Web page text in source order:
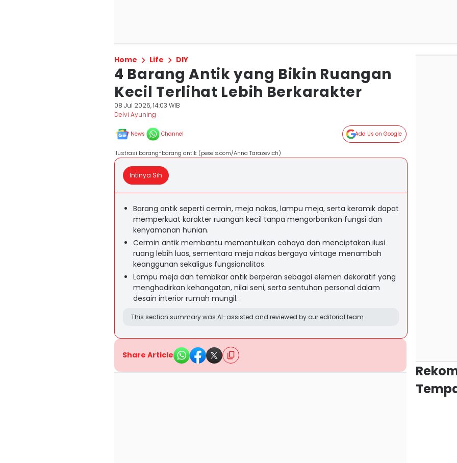
Home Life DIY
4 Barang Antik yang Bikin Ruangan
Kecil Terlihat Lebih Berkarakter
08 Jul 2026, 14:03 WIB
Delvi Ayuning
News Channel Add Us on Google
ilustrasi barang-barang antik (pexels.com/Anna Tarazevich)
Intinya Sih
Barang antik seperti cermin, meja nakas, lampu meja, serta keramik dapat
memperkuat karakter ruangan kecil tanpa mengorbankan fungsi dan
kenyamanan hunian.
Cermin antik membantu memantulkan cahaya dan menciptakan ilusi
ruang lebih luas, sementara meja nakas bergaya vintage menambah
keanggunan sekaligus fungsionalitas.
Lampu meja dan tembikar antik berperan sebagai elemen dekoratif yang
menghadirkan kehangatan, nilai seni, serta sentuhan personal dalam
desain interior rumah mungil.
This section summary was AI-assisted and reviewed by our editorial team.
Share Article